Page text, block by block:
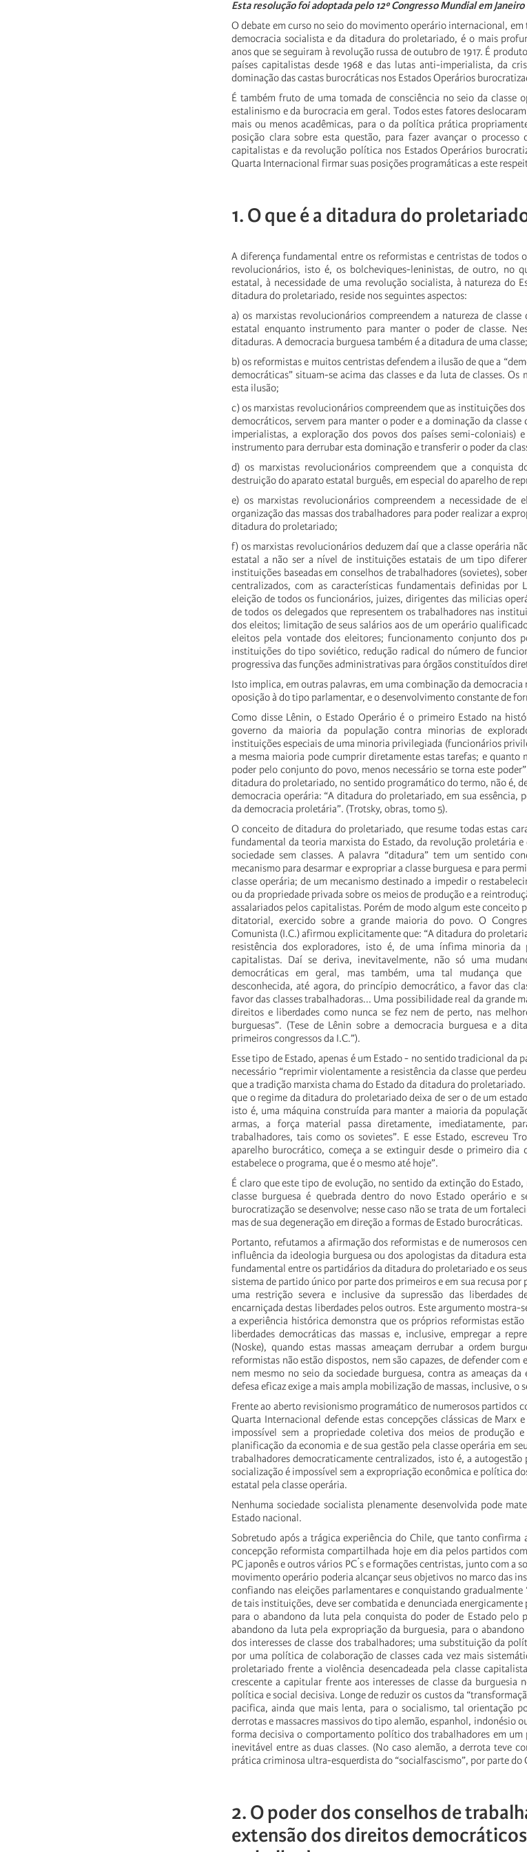
Esta resolução foi adoptada pelo 12º Congresso Mundial em Janeiro
O debate em curso no seio do movimento operário internacional,
democracia socialista e da ditadura do proletariado, é o mais
anos que se seguiram à revolução russa de outubro de 1917. É
países capitalistas desde 1968 e das lutas anti-imperialista, da
dominação das castas burocráticas nos Estados Operários
É também fruto de uma tomada de consciência no seio da classe
estalinismo e da burocracia em geral. Todos estes fatores
mais ou menos acadêmicas, para o da política prática
posição clara sobre esta questão, para fazer avançar o processo
capitalistas e da revolução política nos Estados Operários
Quarta Internacional firmar suas posições programáticas a este
1. O que é a ditadura do
A diferença fundamental entre os reformistas e centristas de todos
revolucionários, isto é, os bolcheviques-leninistas, de outro, no
estatal, à necessidade de uma revolução socialista, à natureza do
ditadura do proletariado, reside nos seguintes aspectos:
a) os marxistas revolucionários compreendem a natureza de
estatal enquanto instrumento para manter o poder de classe.
ditaduras. A democracia burguesa também é a ditadura de uma classe;
b) os reformistas e muitos centristas defendem a ilusão de que a
democráticas” situam-se acima das classes e da luta de classes.
esta ilusão;
c) os marxistas revolucionários compreendem que as instituições
democráticos, servem para manter o poder e a dominação da classe
imperialistas, a exploração dos povos dos países semi-coloniais)
instrumento para derrubar esta dominação e transferir o poder da
d) os marxistas revolucionários compreendem que a conquista
destruição do aparato estatal burguês, em especial do aparelho de
e) os marxistas revolucionários compreendem a necessidade de
organização das massas dos trabalhadores para poder realizar a
ditadura do proletariado;
f) os marxistas revolucionários deduzem daí que a classe operária
estatal a não ser a nível de instituições estatais de um tipo
instituições baseadas em conselhos de trabalhadores (sovietes),
centralizados, com as características fundamentais definidas por
eleição de todos os funcionários, juizes, dirigentes das milicias
de todos os delegados que representem os trabalhadores nas
dos eleitos; limitação de seus salários aos de um operário
eleitos pela vontade dos eleitores; funcionamento conjunto dos
instituições do tipo soviético, redução radical do número de
progressiva das funções administrativas para órgãos constituídos
Isto implica, em outras palavras, em uma combinação da
oposição à do tipo parlamentar, e o desenvolvimento constante de
Como disse Lênin, o Estado Operário é o primeiro Estado na
governo da maioria da população contra minorias de
instituições especiais de uma minoria privilegiada (funcionários
a mesma maioria pode cumprir diretamente estas tarefas; e quanto
poder pelo conjunto do povo, menos necessário se torna este
ditadura do proletariado, no sentido programático do termo, não é,
democracia operária: “A ditadura do proletariado, em sua essência,
da democracia proletária”. (Trotsky, obras, tomo 5).
O conceito de ditadura do proletariado, que resume todas estas
fundamental da teoria marxista do Estado, da revolução proletária
sociedade sem classes. A palavra “ditadura” tem um sentido
mecanismo para desarmar e expropriar a classe burguesa e para
classe operária; de um mecanismo destinado a impedir o
ou da propriedade privada sobre os meios de produção e a
assalariados pelos capitalistas. Porém de modo algum este conceito
ditatorial, exercido sobre a grande maioria do povo. O
Comunista (I.C.) afirmou explicitamente que: “A ditadura do
resistência dos exploradores, isto é, de uma ínfima minoria
capitalistas. Daí se deriva, inevitavelmente, não só uma
democráticas em geral, mas também, uma tal mudança que
desconhecida, até agora, do princípio democrático, a favor das
favor das classes trabalhadoras... Uma possibilidade real da grande
direitos e liberdades como nunca se fez nem de perto, nas
burguesas”. (Tese de Lênin sobre a democracia burguesa e a
primeiros congressos da I.C.”).
Esse tipo de Estado, apenas é um Estado - no sentido tradicional da
necessário “reprimir violentamente a resistência da classe que
que a tradição marxista chama do Estado da ditadura do
que o regime da ditadura do proletariado deixa de ser o de um
isto é, uma máquina construída para manter a maioria da
armas, a força material passa diretamente, imediatamente,
trabalhadores, tais como os sovietes”. E esse Estado, escreveu
aparelho burocrático, começa a se extinguir desde o primeiro dia
estabelece o programa, que é o mesmo até hoje”.
É claro que este tipo de evolução, no sentido da extinção do
classe burguesa é quebrada dentro do novo Estado operário e
burocratização se desenvolve; nesse caso não se trata de um
mas de sua degeneração em direção a formas de Estado burocráticas.
Portanto, refutamos a afirmação dos reformistas e de numerosos
influência da ideologia burguesa ou dos apologistas da ditadura
fundamental entre os partidários da ditadura do proletariado e os
sistema de partido único por parte dos primeiros e em sua recusa por
uma restrição severa e inclusive da supressão das liberdades
encarniçada destas liberdades pelos outros. Este argumento
a experiência histórica demonstra que os próprios reformistas
liberdades democráticas das massas e, inclusive, empregar a
(Noske), quando estas massas ameaçam derrubar a ordem
reformistas não estão dispostos, nem são capazes, de defender com
nem mesmo no seio da sociedade burguesa, contra as ameaças
defesa eficaz exige a mais ampla mobilização de massas, inclusive, o
Frente ao aberto revisionismo programático de numerosos partidos
Quarta Internacional defende estas concepções clássicas de Marx
impossível sem a propriedade coletiva dos meios de produção
planificação da economia e de sua gestão pela classe operária em
trabalhadores democraticamente centralizados, isto é, a
socialização é impossível sem a expropriação econômica e política
estatal pela classe operária.
Nenhuma sociedade socialista plenamente desenvolvida pode
Estado nacional.
Sobretudo após a trágica experiência do Chile, que tanto confirma
concepção reformista compartilhada hoje em dia pelos partidos
PC japonês e outros vários PC ́s e formações centristas, junto com a
movimento operário poderia alcançar seus objetivos no marco das
confiando nas eleições parlamentares e conquistando gradualmente
de tais instituições, deve ser combatida e denunciada
para o abandono da luta pela conquista do poder de Estado pelo
abandono da luta pela expropriação da burguesia, para o
dos interesses de classe dos trabalhadores; uma substituição da
por uma política de colaboração de classes cada vez mais
proletariado frente a violência desencadeada pela classe
crescente a capitular frente aos interesses de classe da burguesia
política e social decisiva. Longe de reduzir os custos da
pacifica, ainda que mais lenta, para o socialismo, tal orientação
derrotas e massacres massivos do tipo alemão, espanhol, indonésio
forma decisiva o comportamento político dos trabalhadores em
inevitável entre as duas classes. (No caso alemão, a derrota teve
prática criminosa ultra-esquerdista do “socialfascismo”, por parte do
2. O poder dos conselhos de
extensão dos direitos democráticos